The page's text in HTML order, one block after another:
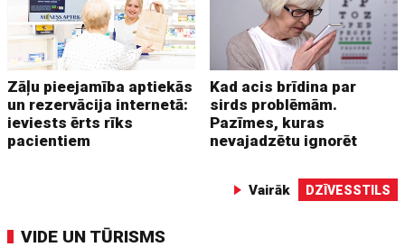
Zāļu pieejamība aptiekās
un rezervācija internetā:
ieviests ērts rīks
pacientiem
Kad acis brīdina par
sirds problēmām.
Pazīmes, kuras
nevajadzētu ignorēt
Vairāk DZĪVESSTILS
VIDE UN TŪRISMS